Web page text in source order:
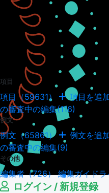
項目
項目（59631） 項目を追
の審査中の編集(116)
例文
例文（65861） 例文を追
の審査中の編集(9)
その他
編集者（726）編集ガイド
ログイン / 新規登録